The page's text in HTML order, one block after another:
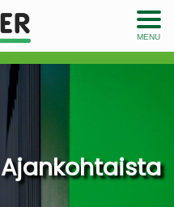
MENU
Ajankohtaista